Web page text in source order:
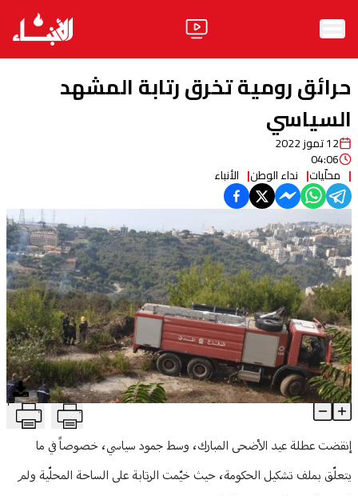
الرئيسية
الأخبار
ثقافة ومجتمع
منوعات
آراء
فيديو
مواقف
وليد جنبلاطالحزب
ابحث
حرائق رومية تخرق رتابة المشهد
السياسي
12 تموز 2022
04:06
محلّيات نداء الوطن الأنباء
حرائق رومية تخرق رتابة المشهد السياسي T
Article Content
إنقضت عطلة عيد الأضحى المبارك، وسط جمود سياسي، خصوصاً في ما
يتعلّق بملف تشكيل الحكومة، حيث خيّمت الرتابة على الساحة المحلّية ولم